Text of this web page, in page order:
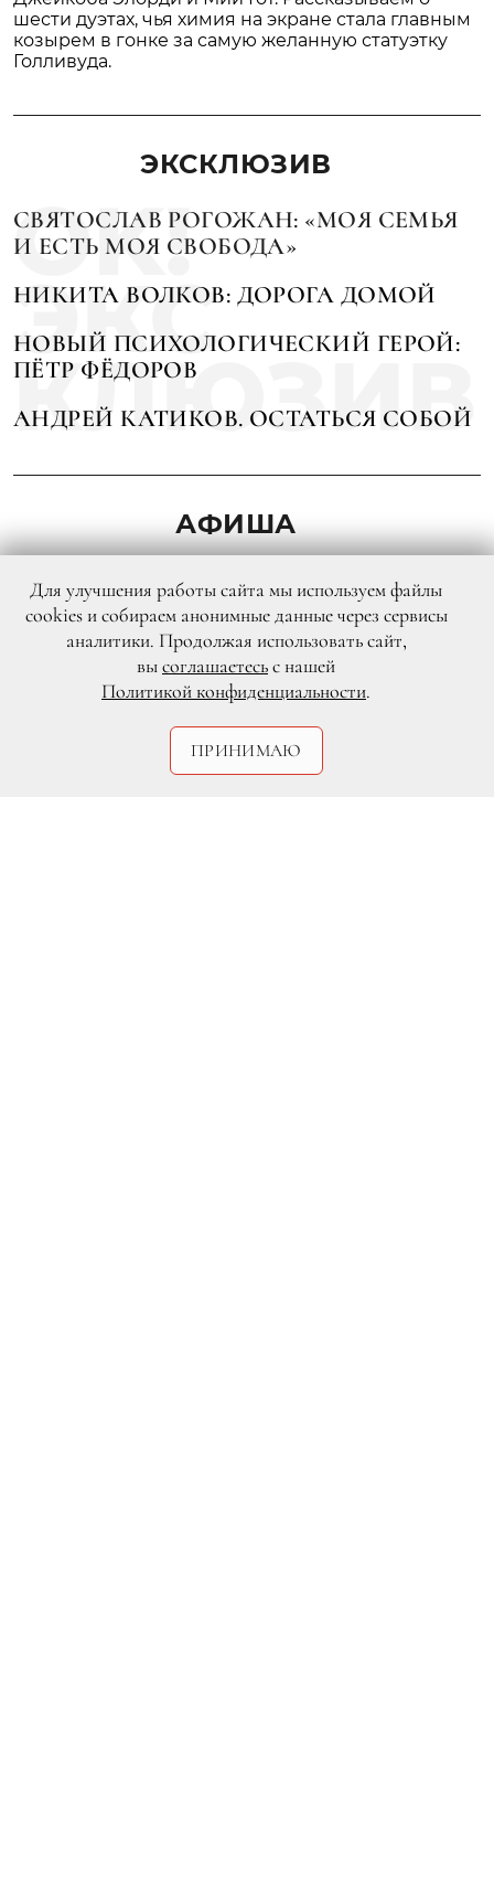
шести дуэтах, чья химия на экране стала главным
козырем в гонке за самую желанную статуэтку
Голливуда.
ЭКСКЛЮЗИВ
СВЯТОСЛАВ РОГОЖАН: «МОЯ СЕМЬЯ
И ЕСТЬ МОЯ СВОБОДА»
НИКИТА ВОЛКОВ: ДОРОГА ДОМОЙ
НОВЫЙ ПСИХОЛОГИЧЕСКИЙ ГЕРОЙ:
ПЁТР ФЁДОРОВ
АНДРЕЙ КАТИКОВ. ОСТАТЬСЯ СОБОЙ
АФИША
Для улучшения работы сайта мы используем файлы
cookies и собираем анонимные данные через сервисы
аналитики. Продолжая использовать сайт,
высоглашаетесьс нашей
Политикой конфиденциальности.
ПРИНИМАЮ